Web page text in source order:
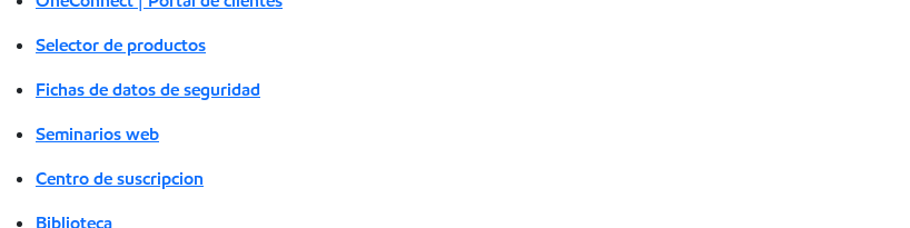
Selector de productos
Fichas de datos de seguridad
Seminarios web
Centro de suscripcion
Biblioteca